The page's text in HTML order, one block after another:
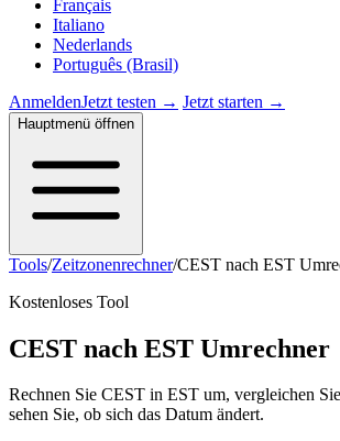
Français
Italiano
Nederlands
Português (Brasil)
AnmeldenJetzt testen → Jetzt starten →
Hauptmenü öffnen
Tools/Zeitzonenrechner/CEST nach EST
Kostenloses Tool
CEST nach EST Umrechner
Rechnen Sie CEST in EST um, vergleichen
sehen Sie, ob sich das Datum ändert.